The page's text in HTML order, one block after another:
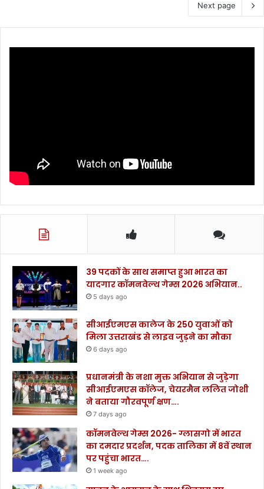
Next page
39 पदकों के साथ समाप्त हुआ भारत का
यादगार कॉमनवेल्थ गेम्स 2026 अभियान..
5 days ago
सीआईएमएस कालेज के 250 युवाओं को
मिला उत्तराखंड से लाइव जुड़ने का मौका
6 days ago
प्रधानमंत्री के नशा मुक्त अभियान से जुड़ेगा
सीआईएमएस कॉलेज, चेयरमैन ललित जोशी
ने बताया गौरवपूर्ण क्षण….
7 days ago
कॉमनवेल्थ गेम्स 2026- ग्लासगो में भारत
का दमदार प्रदर्शन, पदक तालिका में 8वें स्थान
पर पहुंचा भारत….
1 week ago